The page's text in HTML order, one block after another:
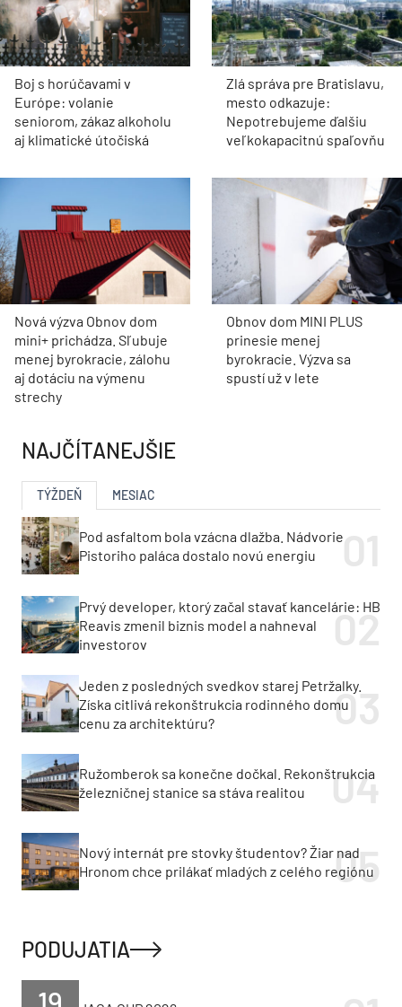
Boj s horúčavami v
Európe: volanie
seniorom, zákaz alkoholu
aj klimatické útočiská
Zlá správa pre Bratislavu,
mesto odkazuje:
Nepotrebujeme ďalšiu
veľkokapacitnú spaľovňu
Nová výzva Obnov dom
mini+ prichádza. Sľubuje
menej byrokracie, zálohu
aj dotáciu na výmenu
strechy
Obnov dom MINI PLUS
prinesie menej
byrokracie. Výzva sa
spustí už v lete
NAJČÍTANEJŠIE
TÝŽDEŇ MESIAC
Pod asfaltom bola vzácna dlažba. Nádvorie
Pistoriho paláca dostalo novú energiu
Prvý developer, ktorý začal stavať kancelárie: HB
Reavis zmenil biznis model a nahneval
investorov
Jeden z posledných svedkov starej Petržalky.
Získa citlivá rekonštrukcia rodinného domu
cenu za architektúru?
Ružomberok sa konečne dočkal. Rekonštrukcia
železničnej stanice sa stáva realitou
Nový internát pre stovky študentov? Žiar nad
Hronom chce prilákať mladých z celého regiónu
PODUJATIA